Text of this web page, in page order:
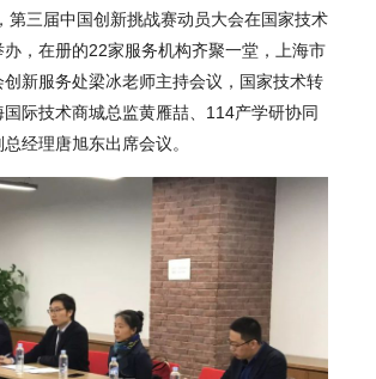
第三届中国创新挑战赛动员大会在国家技术
，在册的22家服务机构齐聚一堂，上海市
新服务处梁冰老师主持会议，国家技术转
际技术商城总监黄雁喆、114产学研协同
经理唐旭东出席会议。